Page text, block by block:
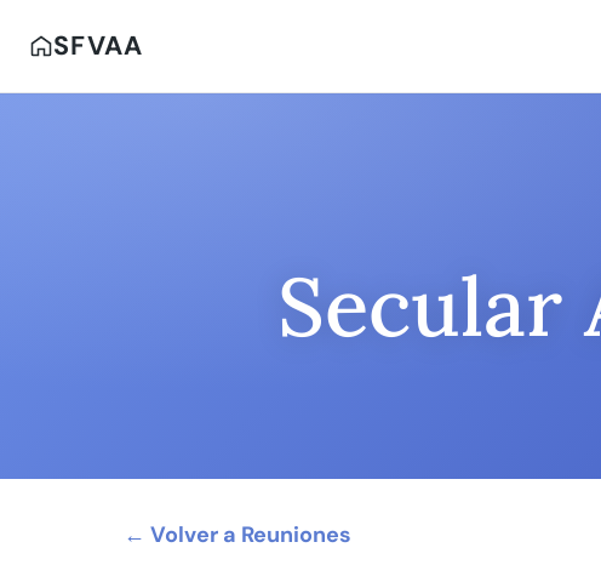
SFVAA
Secular
← Volver a Reuniones